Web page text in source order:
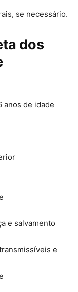
se necessário.
dos
anos de idade
e salvamento
e